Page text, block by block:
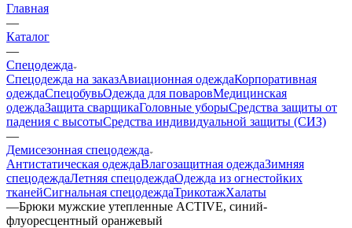
Главная
—
Каталог
—
Спецодежда
Спецодежда на заказАвиационная одеждаКорпоративная
одеждаСпецобувьОдежда для поваровМедицинская
одеждаЗащита сварщикаГоловные уборыСредства защиты от
падения с высотыСредства индивидуальной защиты (СИЗ)
—
Демисезонная спецодежда
Антистатическая одеждаВлагозащитная одеждаЗимняя
спецодеждаЛетняя спецодеждаОдежда из огнестойких
тканейСигнальная спецодеждаТрикотажХалаты
—Брюки мужские утепленные ACTIVE, синий-
флуоресцентный оранжевый